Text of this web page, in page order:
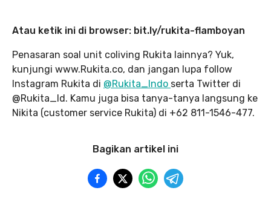
Atau ketik ini di browser: bit.ly/rukita-flamboyan
Penasaran soal unit coliving Rukita lainnya? Yuk,
kunjungi www.Rukita.co, dan jangan lupa follow
Instagram Rukita di @Rukita_Indo serta Twitter di
@Rukita_Id. Kamu juga bisa tanya-tanya langsung ke
Nikita (customer service Rukita) di +62 811-1546-477.
Bagikan artikel ini